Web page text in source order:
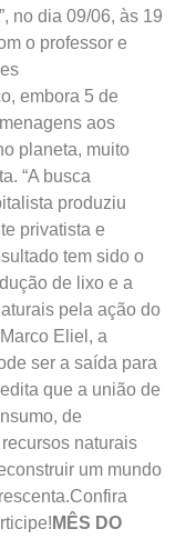
no dia 09/06, às 19
o professor e
embora 5 de
aos
planeta, muito
“A busca
produziu
privatista e
tem sido o
de lixo e a
pela ação do
Eliel, a
ser a saída para
que a união de
de
naturais
um mundo
MÊS DO